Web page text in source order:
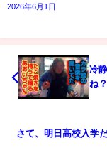
2026年6月1日
冷
ね
さて、明日高校入学